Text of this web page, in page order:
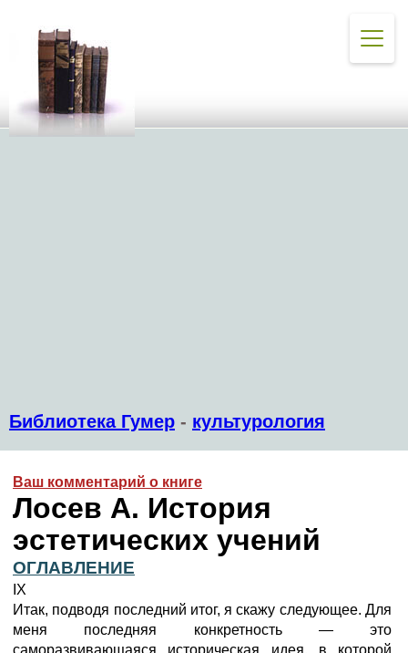
Библиотека Гумер - культурология
Ваш комментарий о книге
Лосев А. История
эстетических учений
ОГЛАВЛЕНИЕ
IX
Итак, подводя последний итог, я скажу следующее. Для
меня последняя конкретность — это
саморазвивающаяся историческая идея, в которой